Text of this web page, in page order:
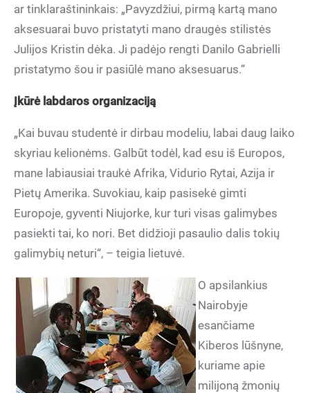
ar tinklaraštininkais: „Pavyzdžiui, pirmą kartą mano
aksesuarai buvo pristatyti mano draugės stilistės
Julijos Kristin dėka. Ji padėjo rengti Danilo Gabrielli
pristatymo šou ir pasiūlė mano aksesuarus.“
Įkūrė labdaros organizaciją
„Kai buvau studentė ir dirbau modeliu, labai daug laiko
skyriau kelionėms. Galbūt todėl, kad esu iš Europos,
mane labiausiai traukė Afrika, Vidurio Rytai, Azija ir
Pietų Amerika. Suvokiau, kaip pasisekė gimti
Europoje, gyventi Niujorke, kur turi visas galimybes
pasiekti tai, ko nori. Bet didžioji pasaulio dalis tokių
galimybių neturi“, – teigia lietuvė.
O apsilankius
Nairobyje
esančiame
Kiberos lūšnyne,
kuriame apie
milijoną žmonių